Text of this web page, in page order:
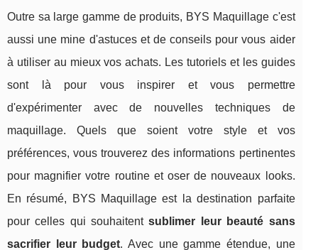
Outre sa large gamme de produits, BYS Maquillage c'est
aussi une mine d'astuces et de conseils pour vous aider
à utiliser au mieux vos achats. Les tutoriels et les guides
sont là pour vous inspirer et vous permettre
d'expérimenter avec de nouvelles techniques de
maquillage. Quels que soient votre style et vos
préférences, vous trouverez des informations pertinentes
pour magnifier votre routine et oser de nouveaux looks.
En résumé, BYS Maquillage est la destination parfaite
pour celles qui souhaitentsublimer leur beauté sans
sacrifier leur budget. Avec une gamme étendue, une